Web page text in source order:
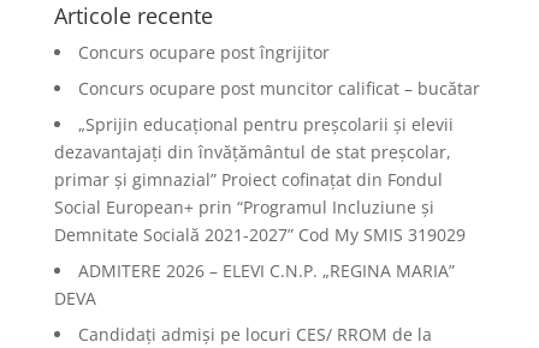
Articole recente
Concurs ocupare post îngrijitor
Concurs ocupare post muncitor calificat – bucătar
„Sprijin educațional pentru preșcolarii și elevii
dezavantajați din învățământul de stat preșcolar,
primar și gimnazial” Proiect cofinațat din Fondul
Social European+ prin “Programul Incluziune și
Demnitate Socială 2021-2027” Cod My SMIS 319029
ADMITERE 2026 – ELEVI C.N.P. „REGINA MARIA”
DEVA
Candidați admiși pe locuri CES/ RROM de la